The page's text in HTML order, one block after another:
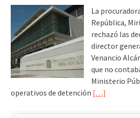
La
República,
rechazó las
director
Venancio
que no
Ministerio
operativos de detención […]